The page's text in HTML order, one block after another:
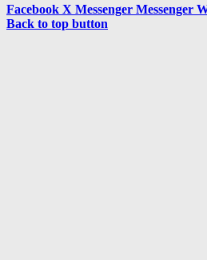
Facebook X Messenger Messenger
Back to top button